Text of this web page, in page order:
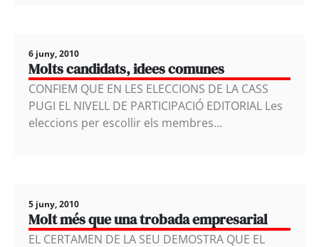
6 juny, 2010
Molts candidats, idees comunes
CONFIEM QUE EN LES ELECCIONS DE LA CASS
PUGI EL NIVELL DE PARTICIPACIÓ EDITORIAL Les
eleccions per escollir els membres...
5 juny, 2010
Molt més que una trobada empresarial
EL CERTAMEN DE LA SEU DEMOSTRA QUE EL